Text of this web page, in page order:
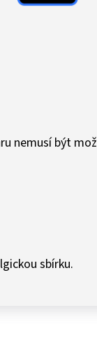
nemusí být
sbírku.